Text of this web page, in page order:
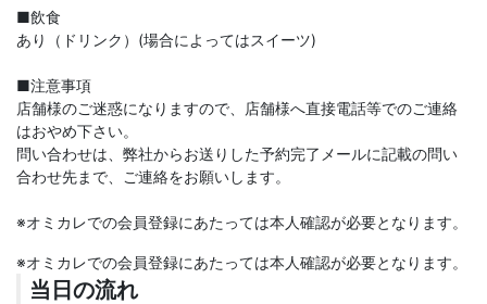
■飲食
あり（ドリンク）(場合によってはスイーツ)
■注意事項
店舗様のご迷惑になりますので、店舗様へ直接電話等でのご連絡
はおやめ下さい。
問い合わせは、弊社からお送りした予約完了メールに記載の問い
合わせ先まで、ご連絡をお願いします。
※オミカレでの会員登録にあたっては本人確認が必要となります。
※オミカレでの会員登録にあたっては本人確認が必要となります。
当日の流れ